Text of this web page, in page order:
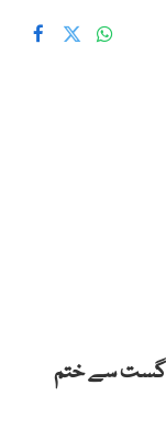
سمیت سندھ بھر میں لاک ڈاوَن 9 اگست سے ختم